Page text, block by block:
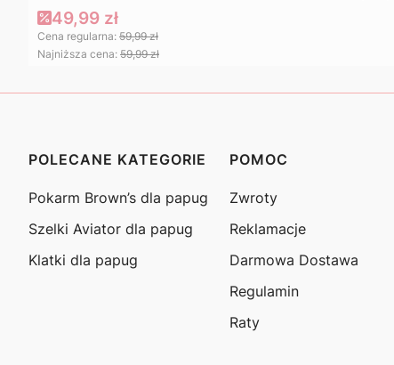
49,99 zł
Cena regularna: 59,99 zł
Najniższa cena: 59,99 zł
Linki w stopce
POLECANE KATEGORIE
Pokarm Brown’s dla papug
Szelki Aviator dla papug
Klatki dla papug
POMOC
Zwroty
Reklamacje
Darmowa Dostawa
Regulamin
Raty